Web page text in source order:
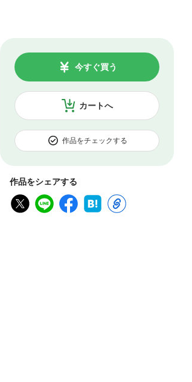
カートへ
今すぐ買う
作品をチェックする
作品をシェアする